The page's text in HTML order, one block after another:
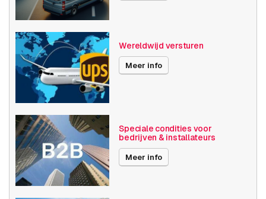
Resolutie
Axis Series
Power over Ethernet 15W
Maximale Beeldhoek
Videocompressie
H265
MJPEG
Publicatiedatum 05-08-2022
Wereldwijd versturen
Meer info
Speciale condities voor
bedrijven & installateurs
Meer info